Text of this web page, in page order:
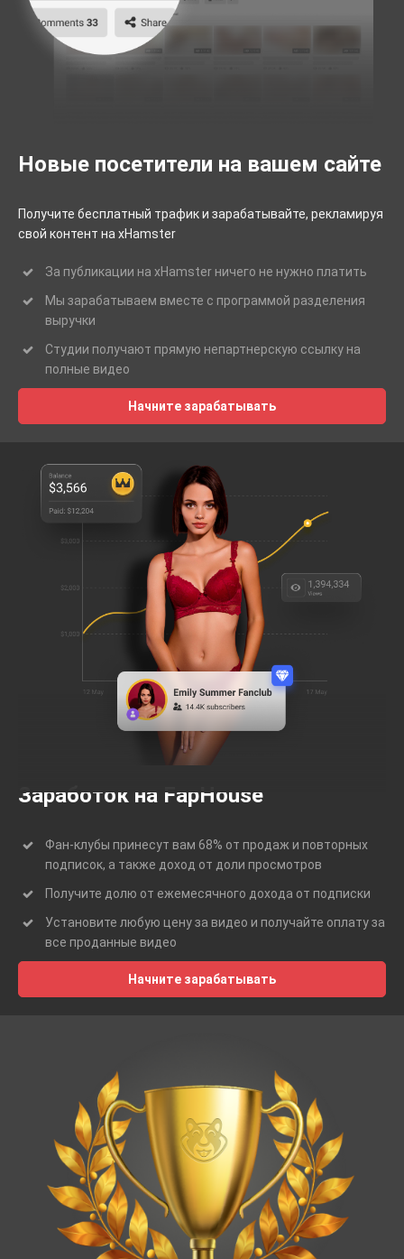
Новые посетители на вашем сайте
Получите бесплатный трафик и зарабатывайте, рекламируя
свой контент на xHamster
За публикации на xHamster ничего не нужно платить
Мы зарабатываем вместе с программой разделения
выручки
Студии получают прямую непартнерскую ссылку на
полные видео
Начните зарабатывать
Заработок на FapHouse
Фан-клубы принесут вам 68% от продаж и повторных
подписок, а также доход от доли просмотров
Получите долю от ежемесячного дохода от подписки
Установите любую цену за видео и получайте оплату за
все проданные видео
Начните зарабатывать